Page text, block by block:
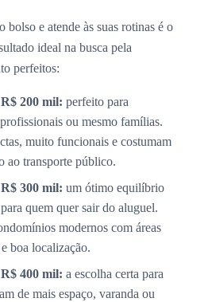
bolso e atende às suas rotinas é o
ideal na busca pela
perfeitos:
200 mil: perfeito para
ou mesmo famílias.
muito funcionais e costumam
ao transporte público.
300 mil: um ótimo equilíbrio
quem quer sair do aluguel.
modernos com áreas
boa localização.
400 mil: a escolha certa para
de mais espaço, varanda ou